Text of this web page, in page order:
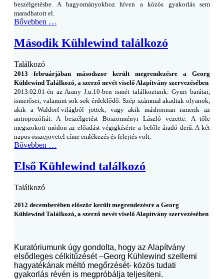
beszélgetésbe. A hagyományokhoz híven a közös gyakorlás sem
maradhatott el.
Bővebben …
Második Kühlewind találkozó
Találkozó
2013 februárjában másodszor került megrendezésre a Georg
Kühlewind Találkozó, a szerző nevét viselő Alapítvány szervezésében
2013.02.01-én az Arany J.u.10-ben ismét találkoztunk: Gyuri barátai,
ismerősei, valamint sok-sok érdeklődő. Szép számmal akadtak olyanok,
akik a Waldorf-világból jöttek, vagy akik máshonnan ismerik az
antropozófiát. A beszélgetést Böszörményi László vezette. A tőle
megszokott módon az előadást végigkísérte a belőle áradó derű. A két
napos összejövetel címe emlékezés és felejtés volt.
Bővebben …
Első Kühlewind találkozó
Találkozó
2012 decemberében először került megrendezésre a Georg
Kühlewind Találkozó, a szerző nevét viselő Alapítvány szervezésében
Kuratóriumunk úgy gondolta, hogy az Alapítvány
elsődleges célkitűzését –Georg Kühlewind szellemi
hagyatékának méltó megőrzését- közös tudati
gyakorlás révén is megpróbálja teljesíteni.